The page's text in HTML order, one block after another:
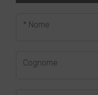
* Nome
Cognome